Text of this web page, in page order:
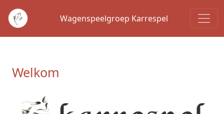
Wagenspeelgroep Karrespel
Welkom